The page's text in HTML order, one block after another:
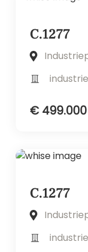
C.1277
€ 499.000
C.1277